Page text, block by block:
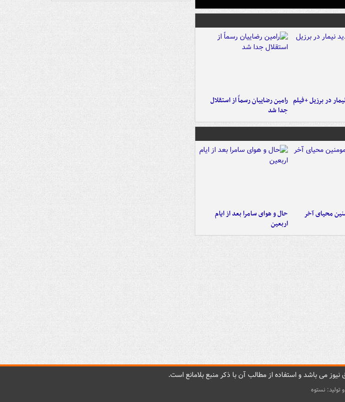
در برزیل +فیلم رامین رضاییان رسماً از استقلال
جدا شد
محیای آخر
حال و هوای سامرا بعد از ایام
اربعین
می باشد و استفاده از مطالب آن با ذکر منبع بلامانع است.
تولید: نستوه